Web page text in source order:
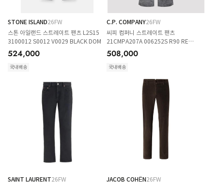
STONE ISLAND26FW
스톤 아일랜드 스트레이트 팬츠 L2S15
3100012 S0012 V0029 BLACK DOM
524,000
국내배송
C.P. COMPANY26FW
씨피 컴퍼니 스트레이트 팬츠
21CMPA207A 006252S R90 RE
COLOR BLACK DOM
508,000
국내배송
SAINT LAURENT26FW
JACOB COHËN26FW